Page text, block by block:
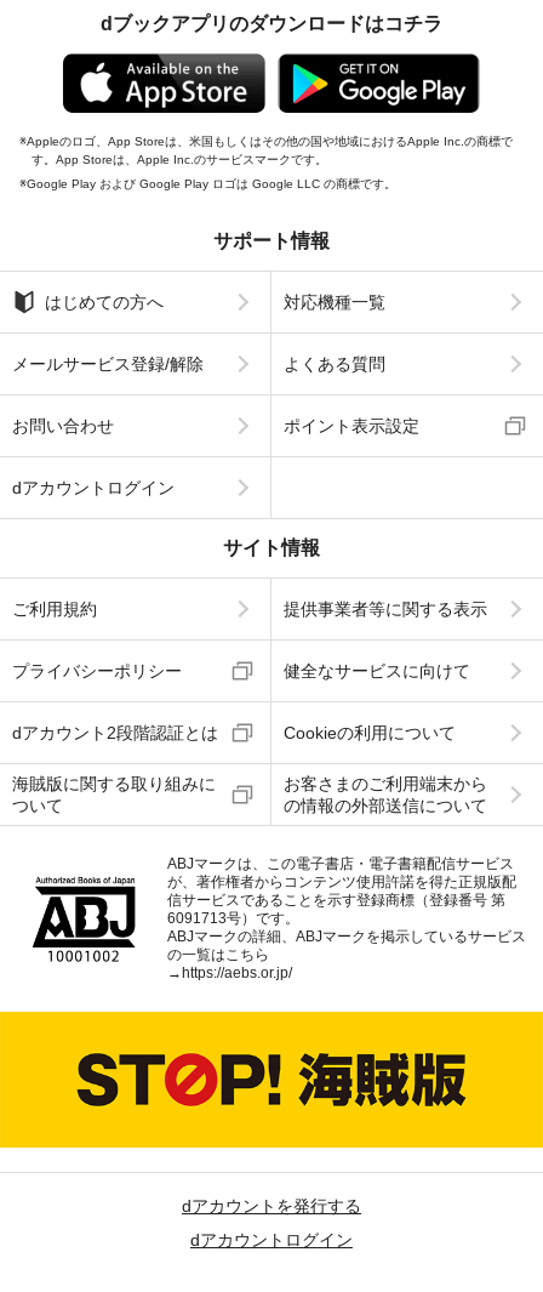
dブックアプリのダウンロードはコチラ
Appleのロゴ、App Storeは、米国もしくはその他の国や地域におけるApple Inc.の商標で
す。App Storeは、Apple Inc.のサービスマークです。
Google Play および Google Play ロゴは Google LLC の商標です。
サポート情報
はじめての方へ 対応機種一覧
メールサービス登録/解除 よくある質問
お問い合わせ ポイント表示設定
dアカウントログイン
サイト情報
ご利用規約 提供事業者等に関する表示
プライバシーポリシー 健全なサービスに向けて
dアカウント2段階認証とは Cookieの利用について
海賊版に関する取り組みに
ついて
お客さまのご利用端末から
の情報の外部送信について
ABJマークは、この電子書店・電子書籍配信サービス
が、著作権者からコンテンツ使用許諾を得た正規版配
信サービスであることを示す登録商標（登録番号 第
6091713号）です。
ABJマークの詳細、ABJマークを掲示しているサービス
の一覧はこちら
→ https://aebs.or.jp/
dアカウントを発行する
dアカウントログイン